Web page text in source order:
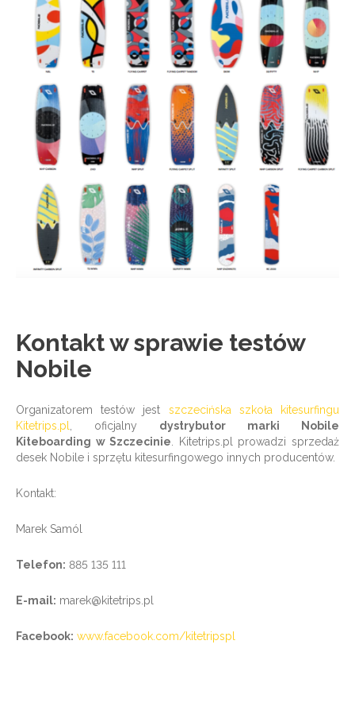
Kontakt w sprawie testów
Nobile
Organizatorem testów jest szczecińska szkoła kitesurfingu
Kitetrips.pl, oficjalny dystrybutor marki Nobile
Kiteboarding w Szczecinie. Kitetrips.pl prowadzi sprzedaż
desek Nobile i sprzętu kitesurfingowego innych producentów.
Kontakt:
Marek Samól
Telefon: 885 135 111
E-mail: marek@kitetrips.pl
Facebook: www.facebook.com/kitetripspl